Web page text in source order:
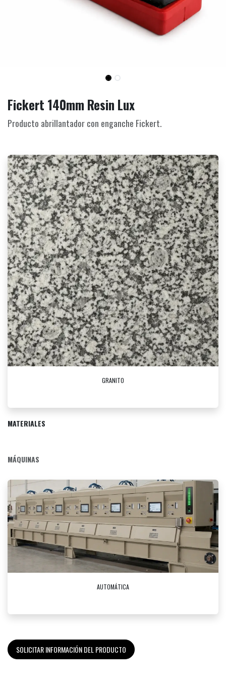
Fickert 140mm Resin Lux
Producto abrillantador con enganche Fickert.
GRANITO
MATERIALES
MÁQUINAS
AUTOMÁTICA
SOLICITAR INFORMACIÓN DEL PRODUCTO